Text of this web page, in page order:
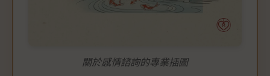
關於感情諮詢的專業插圖